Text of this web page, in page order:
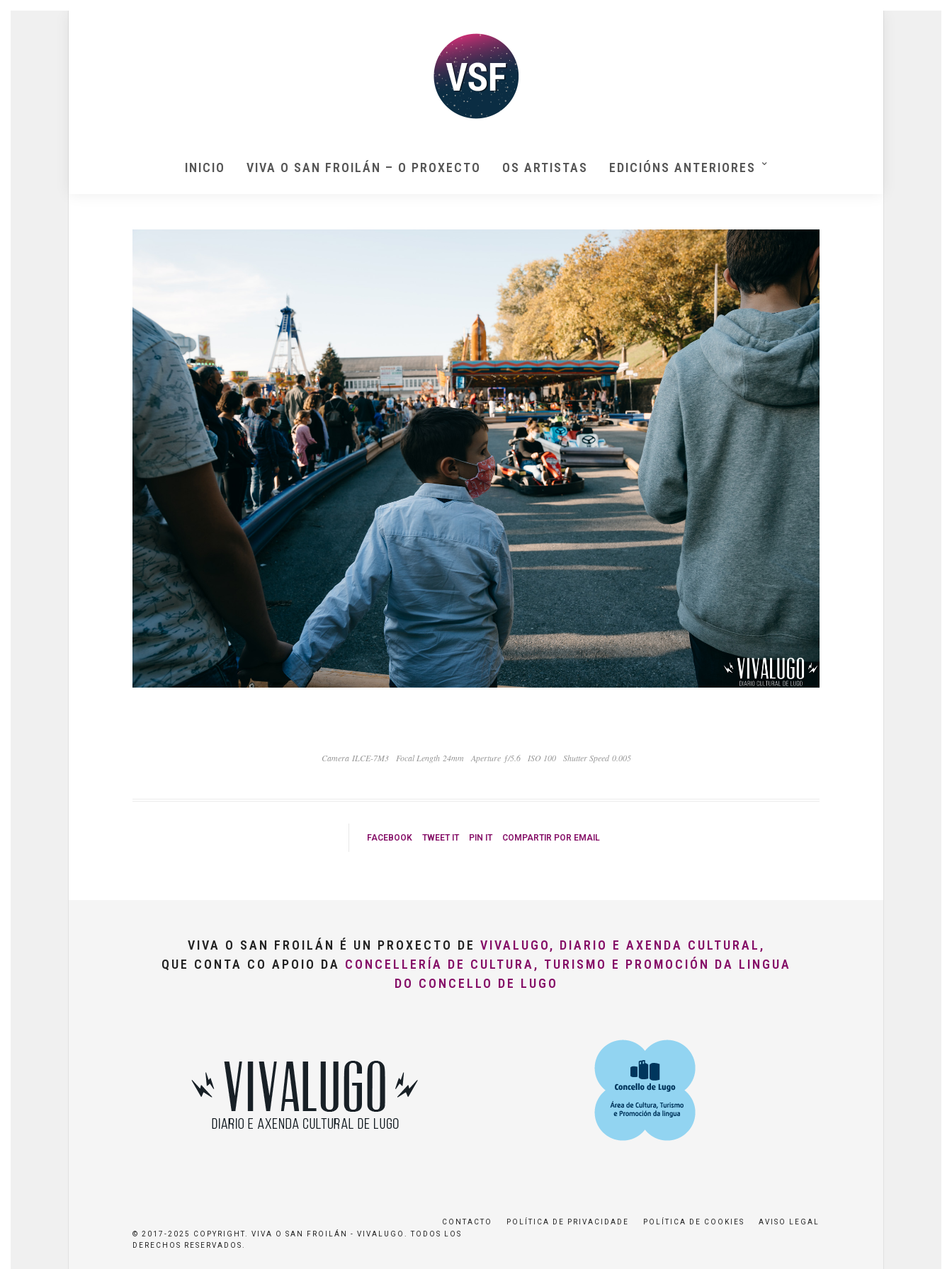
INICIO VIVA O SAN FROILÁN – O PROXECTO OS ARTISTAS EDICIÓNS ANTERIORES
Camera ILCE-7M3 Focal Length 24mm Aperture ƒ/5.6 ISO 100 Shutter Speed 0.005
FACEBOOK TWEET IT PIN IT COMPARTIR POR EMAIL
VIVA O SAN FROILÁN É UN PROXECTO DE VIVALUGO, DIARIO E AXENDA CULTURAL,
QUE CONTA CO APOIO DA CONCELLERÍA DE CULTURA, TURISMO E PROMOCIÓN DA LINGUA
DO CONCELLO DE LUGO
CONTACTO POLÍTICA DE PRIVACIDADE POLÍTICA DE COOKIES
AVISO LEGAL
© 2017-2025 COPYRIGHT. VIVA O SAN FROILÁN - VIVALUGO. TODOS LOS
DERECHOS RESERVADOS.